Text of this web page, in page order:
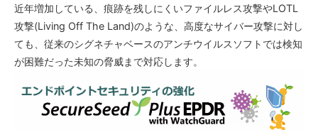
近年増加している、痕跡を残しにくいファイルレス攻撃やLOTL
攻撃(Living Off The Land)のような、高度なサイバー攻撃に対し
ても、従来のシグネチャベースのアンチウイルスソフトでは検知
が困難だった未知の脅威まで対応します。